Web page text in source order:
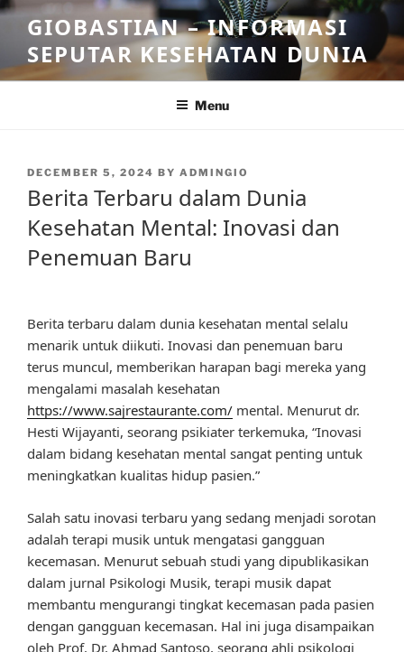
Skip
content
GIOBASTIAN – INFORMASI
SEPUTAR KESEHATAN DUNIA
Menu
POSTED
DECEMBER 5, 2024 BY ADMINGIO
Berita Terbaru dalam Dunia
Kesehatan Mental: Inovasi dan
Penemuan Baru
Berita terbaru dalam dunia kesehatan mental selalu
menarik untuk diikuti. Inovasi dan penemuan baru
terus muncul, memberikan harapan bagi mereka yang
mengalami masalah kesehatan
https://www.sajrestaurante.com/ mental. Menurut dr.
Hesti Wijayanti, seorang psikiater terkemuka, “Inovasi
dalam bidang kesehatan mental sangat penting untuk
meningkatkan kualitas hidup pasien.”
Salah satu inovasi terbaru yang sedang menjadi sorotan
adalah terapi musik untuk mengatasi gangguan
kecemasan. Menurut sebuah studi yang dipublikasikan
dalam jurnal Psikologi Musik, terapi musik dapat
membantu mengurangi tingkat kecemasan pada pasien
dengan gangguan kecemasan. Hal ini juga disampaikan
oleh Prof. Dr. Ahmad Santoso, seorang ahli psikologi